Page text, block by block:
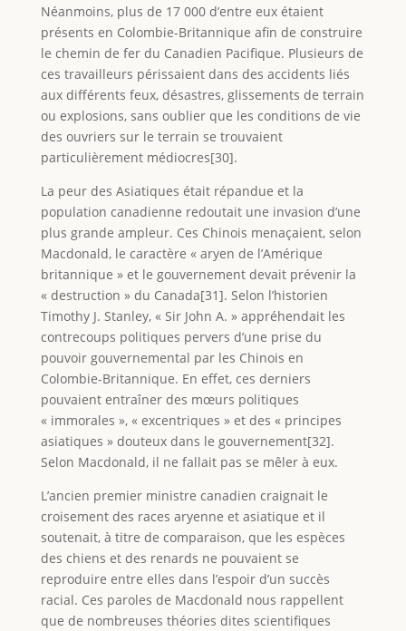
Néanmoins, plus de 17 000 d’entre eux étaient
présents en Colombie-Britannique afin de construire
le chemin de fer du Canadien Pacifique. Plusieurs de
ces travailleurs périssaient dans des accidents liés
aux différents feux, désastres, glissements de terrain
ou explosions, sans oublier que les conditions de vie
des ouvriers sur le terrain se trouvaient
particulièrement médiocres[30].
La peur des Asiatiques était répandue et la
population canadienne redoutait une invasion d’une
plus grande ampleur. Ces Chinois menaçaient, selon
Macdonald, le caractère « aryen de l’Amérique
britannique » et le gouvernement devait prévenir la
« destruction » du Canada[31]. Selon l’historien
Timothy J. Stanley, « Sir John A. » appréhendait les
contrecoups politiques pervers d’une prise du
pouvoir gouvernemental par les Chinois en
Colombie-Britannique. En effet, ces derniers
pouvaient entraîner des mœurs politiques
« immorales », « excentriques » et des « principes
asiatiques » douteux dans le gouvernement[32].
Selon Macdonald, il ne fallait pas se mêler à eux.
L’ancien premier ministre canadien craignait le
croisement des races aryenne et asiatique et il
soutenait, à titre de comparaison, que les espèces
des chiens et des renards ne pouvaient se
reproduire entre elles dans l’espoir d’un succès
racial. Ces paroles de Macdonald nous rappellent
que de nombreuses théories dites scientifiques